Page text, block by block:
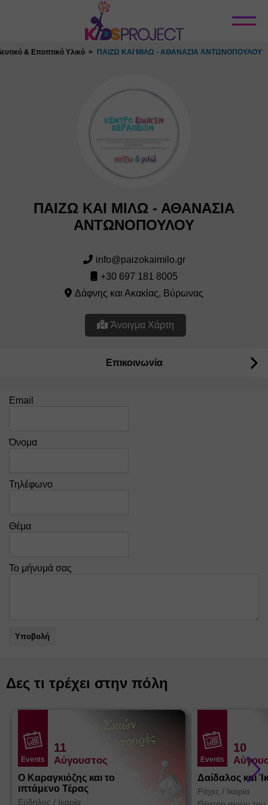
Κλείσιμο
& Εποπτικό Υλικό ΠΑΙΖΩ ΚΑΙ ΜΙΛΩ - ΑΘΑΝΑΣΙΑ ΑΝΤΩΝΟΠΟΥΛΟΥ
ΠΑΙΖΩ ΚΑΙ ΜΙΛΩ - ΑΘΑΝΑΣΙΑ
ΑΝΤΩΝΟΠΟΥΛΟΥ
info@paizokaimilo.gr
+30 697 181 8005
Δάφνης και Ακακίας, Βύρωνας
Άνοιγμα Χάρτη
Επικοινωνία
Email
Όνομα
Τηλέφωνο
Θέμα
Το μήνυμά σας
Υποβολή
Δες τι τρέχει στην πόλη
Events
11
Αύγουστος
Ο Καραγκιόζης και το
ιπτάμενο Τέρας
Εύδηλος / Ικαρία
Events
10
Δαίδαλος και
Ράχες / Ικαρία